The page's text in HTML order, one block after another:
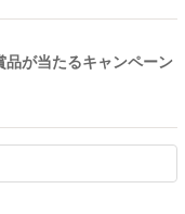
品が当たるキャンペーン